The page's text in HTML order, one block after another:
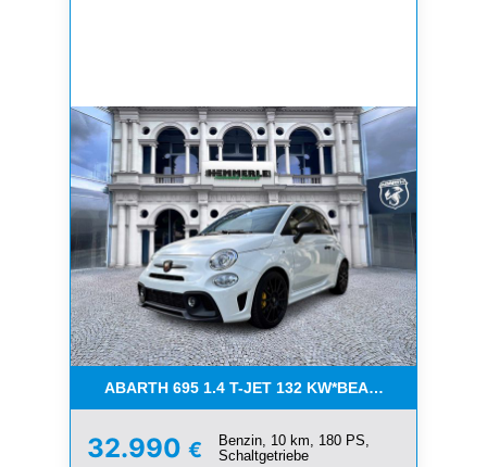
ABARTH 695 1.4 T-JET 132
32.990 €
Benzin, 10 km, 180 PS,
Schaltgetriebe